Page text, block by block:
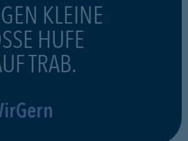
KLEINE
HUFE
TRAB.